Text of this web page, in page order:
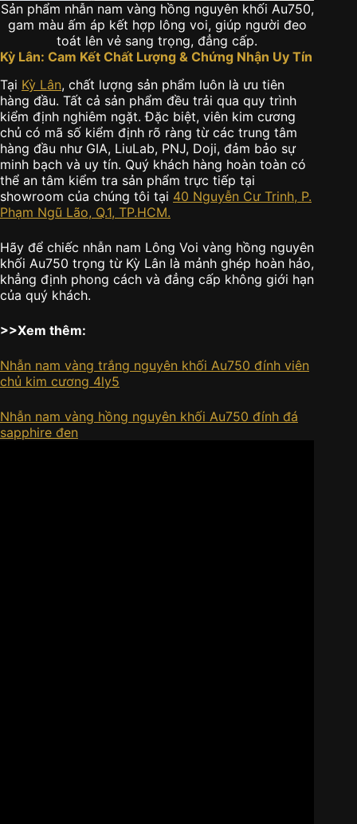
Sản phẩm nhẫn nam vàng hồng nguyên khối Au750,
gam màu ấm áp kết hợp lông voi, giúp người đeo
toát lên vẻ sang trọng, đẳng cấp.
Kỳ Lân: Cam Kết Chất Lượng & Chứng Nhận Uy Tín
Tại Kỳ Lân, chất lượng sản phẩm luôn là ưu tiên
hàng đầu. Tất cả sản phẩm đều trải qua quy trình
kiểm định nghiêm ngặt. Đặc biệt, viên kim cương
chủ có mã số kiểm định rõ ràng từ các trung tâm
hàng đầu như GIA, LiuLab, PNJ, Doji, đảm bảo sự
minh bạch và uy tín. Quý khách hàng hoàn toàn có
thể an tâm kiểm tra sản phẩm trực tiếp tại
showroom của chúng tôi tại 40 Nguyễn Cư Trinh, P.
Phạm Ngũ Lão, Q.1, TP.HCM.
Hãy để chiếc nhẫn nam Lông Voi vàng hồng nguyên
khối Au750 trọng từ Kỳ Lân là mảnh ghép hoàn hảo,
khẳng định phong cách và đẳng cấp không giới hạn
của quý khách.
>>Xem thêm:
Nhẫn nam vàng trắng nguyên khối Au750 đính viên
chủ kim cương 4ly5
Nhẫn nam vàng hồng nguyên khối Au750 đính đá
sapphire đen